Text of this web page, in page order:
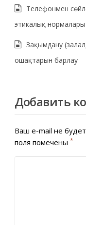
Телефонмен
этикалық нормалары
Зақымдану
ошақтарын барлау
Добавить
Ваш e-mail не
поля помечены *